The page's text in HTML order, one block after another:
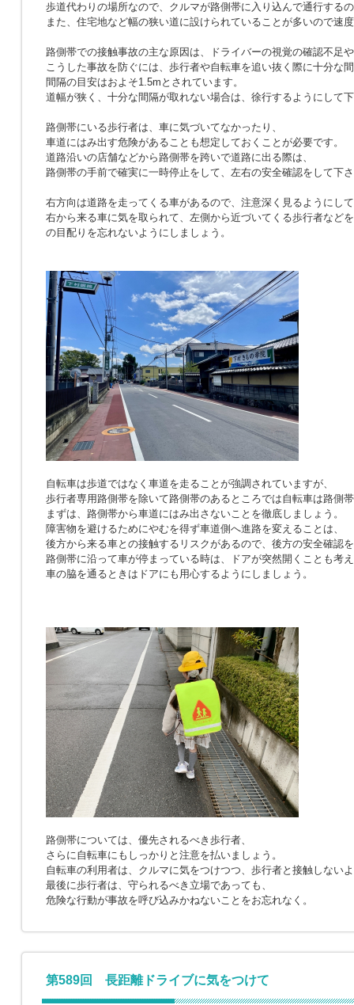
歩道代わりの場所なので、クルマが路側帯に入り込んで通行する
また、住宅地など幅の狭い道に設けられていることが多いので速
路側帯での接触事故の主な原因は、ドライバーの視覚の確認不足
こうした事故を防ぐには、歩行者や自転車を追い抜く際に十分な
間隔の目安はおよそ1.5mとされています。
道幅が狭く、十分な間隔が取れない場合は、徐行するようにして
路側帯にいる歩行者は、車に気づいてなかったり、
車道にはみ出す危険があることも想定しておくことが必要です。
道路沿いの店舗などから路側帯を跨いで道路に出る際は、
路側帯の手前で確実に一時停止をして、左右の安全確認をして下
右方向は道路を走ってくる車があるので、注意深く見るようにし
右から来る車に気を取られて、左側から近づいてくる歩行者など
の目配りを忘れないようにしましょう。
自転車は歩道ではなく車道を走ることが強調されていますが、
歩行者専用路側帯を除いて路側帯のあるところでは自転車は路側
まずは、路側帯から車道にはみ出さないことを徹底しましょう。
障害物を避けるためにやむを得ず車道側へ進路を変えることは、
後方から来る車との接触するリスクがあるので、後方の安全確認
路側帯に沿って車が停まっている時は、ドアが突然開くことも考
車の脇を通るときはドアにも用心するようにしましょう。
路側帯については、優先されるべき歩行者、
さらに自転車にもしっかりと注意を払いましょう。
自転車の利用者は、クルマに気をつけつつ、歩行者と接触しない
最後に歩行者は、守られるべき立場であっても、
危険な行動が事故を呼び込みかねないことをお忘れなく。
第589回 長距離ドライブに気をつけて